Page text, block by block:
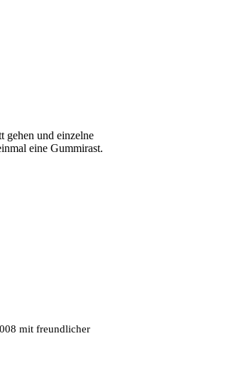
gehen und einzelne
eine Gummirast.
mit freundlicher